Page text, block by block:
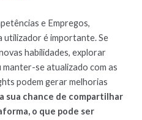
e Empregos,
utilizador é importante. Se
habilidades, explorar
se atualizado com as
podem gerar melhorias
a sua chance de compartilhar
o que pode ser